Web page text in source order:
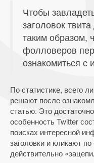
Чтобы
заголовок
таким образом,
фолловеров
ознакомиться
По статистике, всего
решают после
статью. Это
особенность Twitter
поисках интересной
заголовки и кликают
действительно